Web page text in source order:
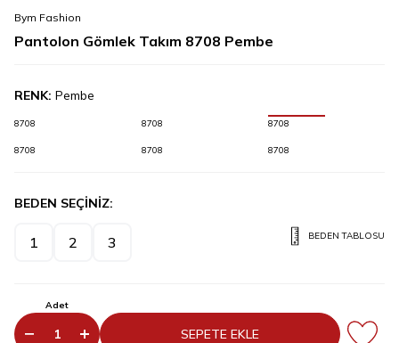
Bym Fashion
Pantolon Gömlek Takım 8708 Pembe
RENK: Pembe
8708 8708 8708
8708 8708 8708
BEDEN SEÇİNİZ:
1 2 3 BEDEN TABLOSU
Adet
SEPETE EKLE